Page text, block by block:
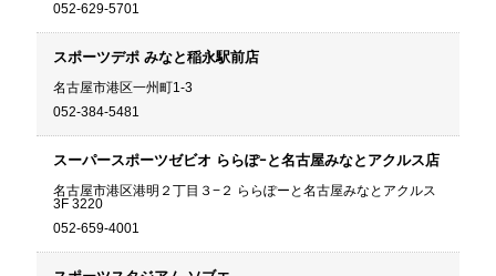
052-629-5701
スポーツデポ みなと稲永駅前店
名古屋市港区一州町1-3
052-384-5481
スーパースポーツゼビオ ららぽｰと名古屋みなとアクルス店
名古屋市港区港明２丁目３−２ ららぽーと名古屋みなとアクルス
3F 3220
052-659-4001